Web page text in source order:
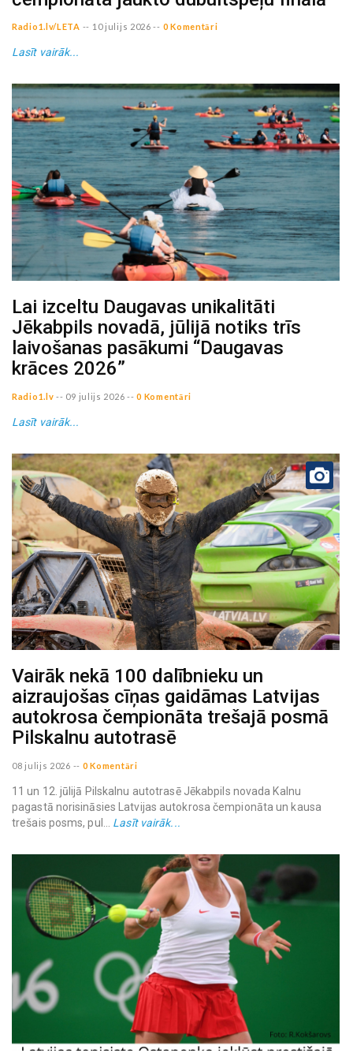
Radio1.lv/LETA -- 10 julijs 2026 -- 0 Komentāri
Lasīt vairāk...
Lai izceltu Daugavas unikalitāti
Jēkabpils novadā, jūlijā notiks trīs
laivošanas pasākumi “Daugavas
krāces 2026”
Radio1.lv -- 09 julijs 2026 -- 0 Komentāri
Lasīt vairāk...
Vairāk nekā 100 dalībnieku un
aizraujošas cīņas gaidāmas Latvijas
autokrosa čempionāta trešajā posmā
Pilskalnu autotrasē
08 julijs 2026 -- 0 Komentāri
11 un 12. jūlijā Pilskalnu autotrasē Jēkabpils novada Kalnu
pagastā norisināsies Latvijas autokrosa čempionāta un kausa
trešais posms, pul... Lasīt vairāk...